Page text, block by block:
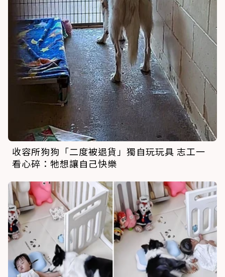
收容所狗狗「二度被退貨」獨自玩玩具 志工一
看心碎：牠想讓自己快樂